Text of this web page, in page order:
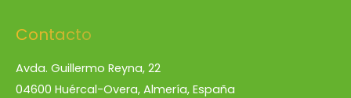
Contacto
Avda. Guillermo Reyna, 22
04600 Huércal-Overa, Almería, España